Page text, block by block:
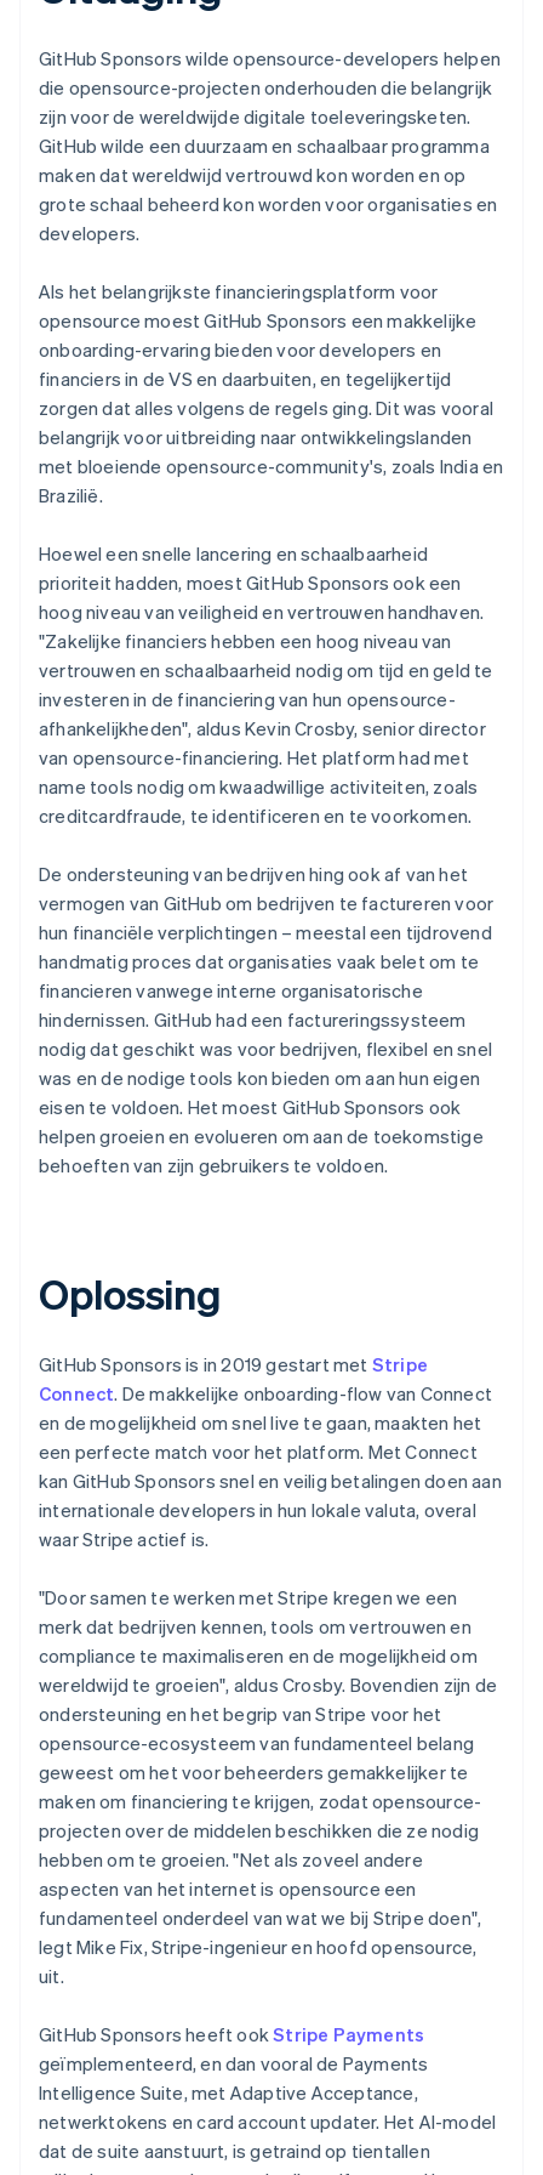
GitHub Sponsors wilde opensource-developers helpen
die opensource-projecten onderhouden die belangrijk
zijn voor de wereldwijde digitale toeleveringsketen.
GitHub wilde een duurzaam en schaalbaar programma
maken dat wereldwijd vertrouwd kon worden en op
grote schaal beheerd kon worden voor organisaties en
developers.
Als het belangrijkste financieringsplatform voor
opensource moest GitHub Sponsors een makkelijke
onboarding-ervaring bieden voor developers en
financiers in de VS en daarbuiten, en tegelijkertijd
zorgen dat alles volgens de regels ging. Dit was vooral
belangrijk voor uitbreiding naar ontwikkelingslanden
met bloeiende opensource-community's, zoals India en
Brazilië.
Hoewel een snelle lancering en schaalbaarheid
prioriteit hadden, moest GitHub Sponsors ook een
hoog niveau van veiligheid en vertrouwen handhaven.
"Zakelijke financiers hebben een hoog niveau van
vertrouwen en schaalbaarheid nodig om tijd en geld te
investeren in de financiering van hun opensource-
afhankelijkheden", aldus Kevin Crosby, senior director
van opensource-financiering. Het platform had met
name tools nodig om kwaadwillige activiteiten, zoals
creditcardfraude, te identificeren en te voorkomen.
De ondersteuning van bedrijven hing ook af van het
vermogen van GitHub om bedrijven te factureren voor
hun financiële verplichtingen – meestal een tijdrovend
handmatig proces dat organisaties vaak belet om te
financieren vanwege interne organisatorische
hindernissen. GitHub had een factureringssysteem
nodig dat geschikt was voor bedrijven, flexibel en snel
was en de nodige tools kon bieden om aan hun eigen
eisen te voldoen. Het moest GitHub Sponsors ook
helpen groeien en evolueren om aan de toekomstige
behoeften van zijn gebruikers te voldoen.
Oplossing
GitHub Sponsors is in 2019 gestart met Stripe
Connect. De makkelijke onboarding-flow van Connect
en de mogelijkheid om snel live te gaan, maakten het
een perfecte match voor het platform. Met Connect
kan GitHub Sponsors snel en veilig betalingen doen aan
internationale developers in hun lokale valuta, overal
waar Stripe actief is.
"Door samen te werken met Stripe kregen we een
merk dat bedrijven kennen, tools om vertrouwen en
compliance te maximaliseren en de mogelijkheid om
wereldwijd te groeien", aldus Crosby. Bovendien zijn de
ondersteuning en het begrip van Stripe voor het
opensource-ecosysteem van fundamenteel belang
geweest om het voor beheerders gemakkelijker te
maken om financiering te krijgen, zodat opensource-
projecten over de middelen beschikken die ze nodig
hebben om te groeien. "Net als zoveel andere
aspecten van het internet is opensource een
fundamenteel onderdeel van wat we bij Stripe doen",
legt Mike Fix, Stripe-ingenieur en hoofd opensource,
uit.
GitHub Sponsors heeft ookStripe Payments
geïmplementeerd, en dan vooral de Payments
Intelligence Suite, met Adaptive Acceptance,
netwerktokens en card account updater. Het AI-model
dat de suite aanstuurt, is getraind op tientallen